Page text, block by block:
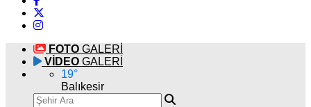
FOTO GALERİ
VİDEO GALERİ
19°
Balıkesir